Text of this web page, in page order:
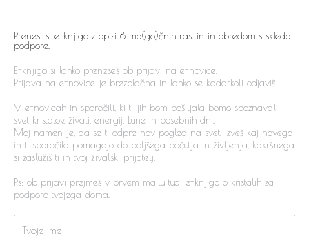
Prenesi si e-knjigo z opisi 8 mo(go)čnih rastlin in obredom s skledo
podpore.
E-knjigo si lahko preneseš ob prijavi na e-novice.
Prijava na e-novice je brezplačna in lahko se kadarkoli odjaviš.
V e-novicah in sporočili, ki ti jih bom pošiljala bomo spoznavali
svet kristalov, živali, energij, Lune in posebnih dni.
Moj namen je, da se ti odpre nov pogled na svet, izveš kaj novega
in ti sporočila pomagajo do boljšega počutja in življenja, kakršnega
si zaslužiš ti in tvoj živalski prijatelj.
Ps: ob prijavi prejmeš v prvem mailu tudi e-knjigo o kristalih za
podporo tvojega doma.
Name